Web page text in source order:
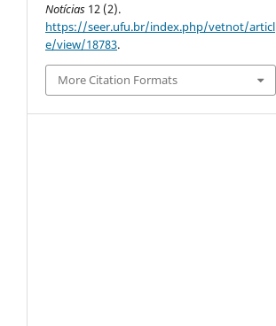
Notícias 12 (2).
https://seer.ufu.br/index.php/vetnot/articl
e/view/18783.
More Citation Formats